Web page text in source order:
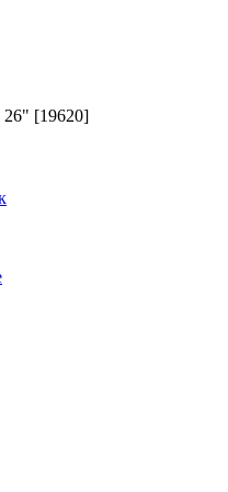
26" [19620]